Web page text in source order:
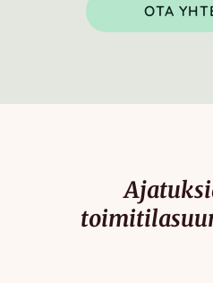
OTA